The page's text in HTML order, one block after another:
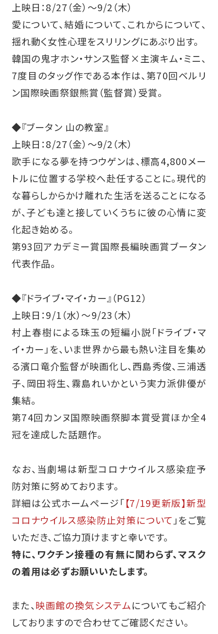
上映日：8/27（金）～9/2（木）
愛について、結婚について、これからについて、
揺れ動く女性心理をスリリングにあぶり出す。
韓国の鬼才ホン・サンス監督×主演キム・ミニ、
7度目のタッグ作である本作は、第70回ベルリ
ン国際映画祭銀熊賞（監督賞）受賞。
◆『ブータン 山の教室』
上映日：8/27（金）～9/2（木）
歌手になる夢を持つウゲンは、標高4,800メー
トルに位置する学校へ赴任することに。現代的
な暮らしからかけ離れた生活を送ることになる
が、子ども達と接していくうちに彼の心情に変
化起き始める。
第93回アカデミー賞国際長編映画賞ブータン
代表作品。
◆『ドライブ・マイ・カー』（PG12）
上映日：9/1（水）～9/23（木）
村上春樹による珠玉の短編小説「ドライブ・マ
イ・カー」を、いま世界から最も熱い注目を集め
る濱口竜介監督が映画化し、西島秀俊、三浦透
子、岡田将生、霧島れいかという実力派俳優が
集結。
第74回カンヌ国際映画祭脚本賞受賞ほか全4
冠を達成した話題作。
なお、当劇場は新型コロナウイルス感染症予
防対策に努めております。
詳細は公式ホームページ「【7/19更新版】新型
コロナウイルス感染防止対策について 」をご覧
いただき、ご協力頂けますと幸いです。
特に、ワクチン接種の有無に関わらず、マスク
の着用は必ずお願いいたします。
また、映画館の換気システムについてもご紹介
しておりますので合わせてご確認ください。